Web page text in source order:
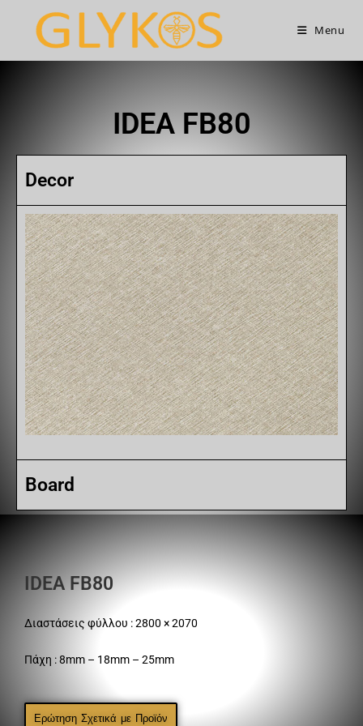
Menu
IDEA FB80
Decor
Board
IDEA FB80
Διαστάσεις φύλλου : 2800 × 2070
Πάχη : 8mm – 18mm – 25mm
Ερώτηση Σχετικά με Προϊόν